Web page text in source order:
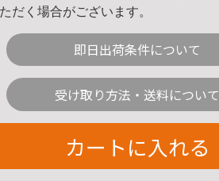
だく場合がございます。
即日出荷条件について
受け取り方法・送料について
カートに入れる